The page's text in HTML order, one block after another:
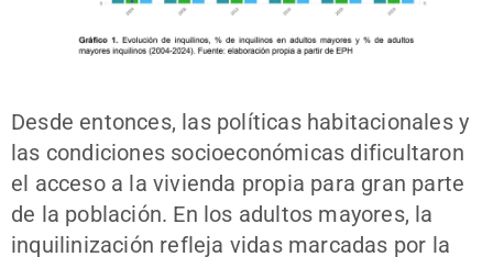
Desde entonces, las políticas habitacionales y
las condiciones socioeconómicas dificultaron
el acceso a la vivienda propia para gran parte
de la población. En los adultos mayores, la
inquilinización refleja vidas marcadas por la